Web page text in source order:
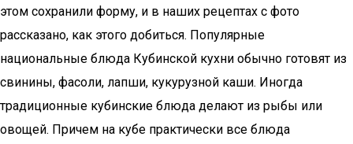
этом сохранили форму, и в наших рецептах с фото
рассказано, как этого добиться. Популярные
национальные блюда Кубинской кухни обычно готовят из
свинины, фасоли, лапши, кукурузной каши. Иногда
традиционные кубинские блюда делают из рыбы или
овощей. Причем на кубе практически все блюда